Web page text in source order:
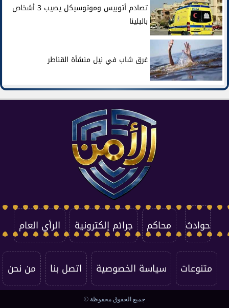
تصادم أتوبيس وموتوسيكل يصيب 3 أشخاص
بالبلينا
غرق شاب في نيل منشأة القناطر
حوادث محاكم جرائم إلكترونية الرأي العام
متنوعات سياسة الخصوصية اتصل بنا من نحن
جميع الحقوق محفوظة ©